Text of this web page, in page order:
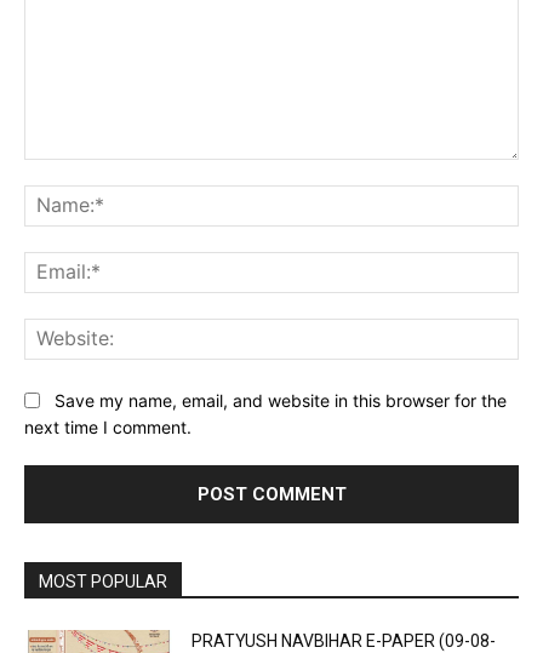
Save my name, email, and website in this browser for the
next time I comment.
MOST POPULAR
PRATYUSH NAVBIHAR E-PAPER (09-08-